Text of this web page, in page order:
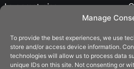
Manage
To provide the best experiences, we use
store and/or access device information.
technologies will allow us to process data
unique IDs on this site. Not consenting or
Largometrajes
Catálogo